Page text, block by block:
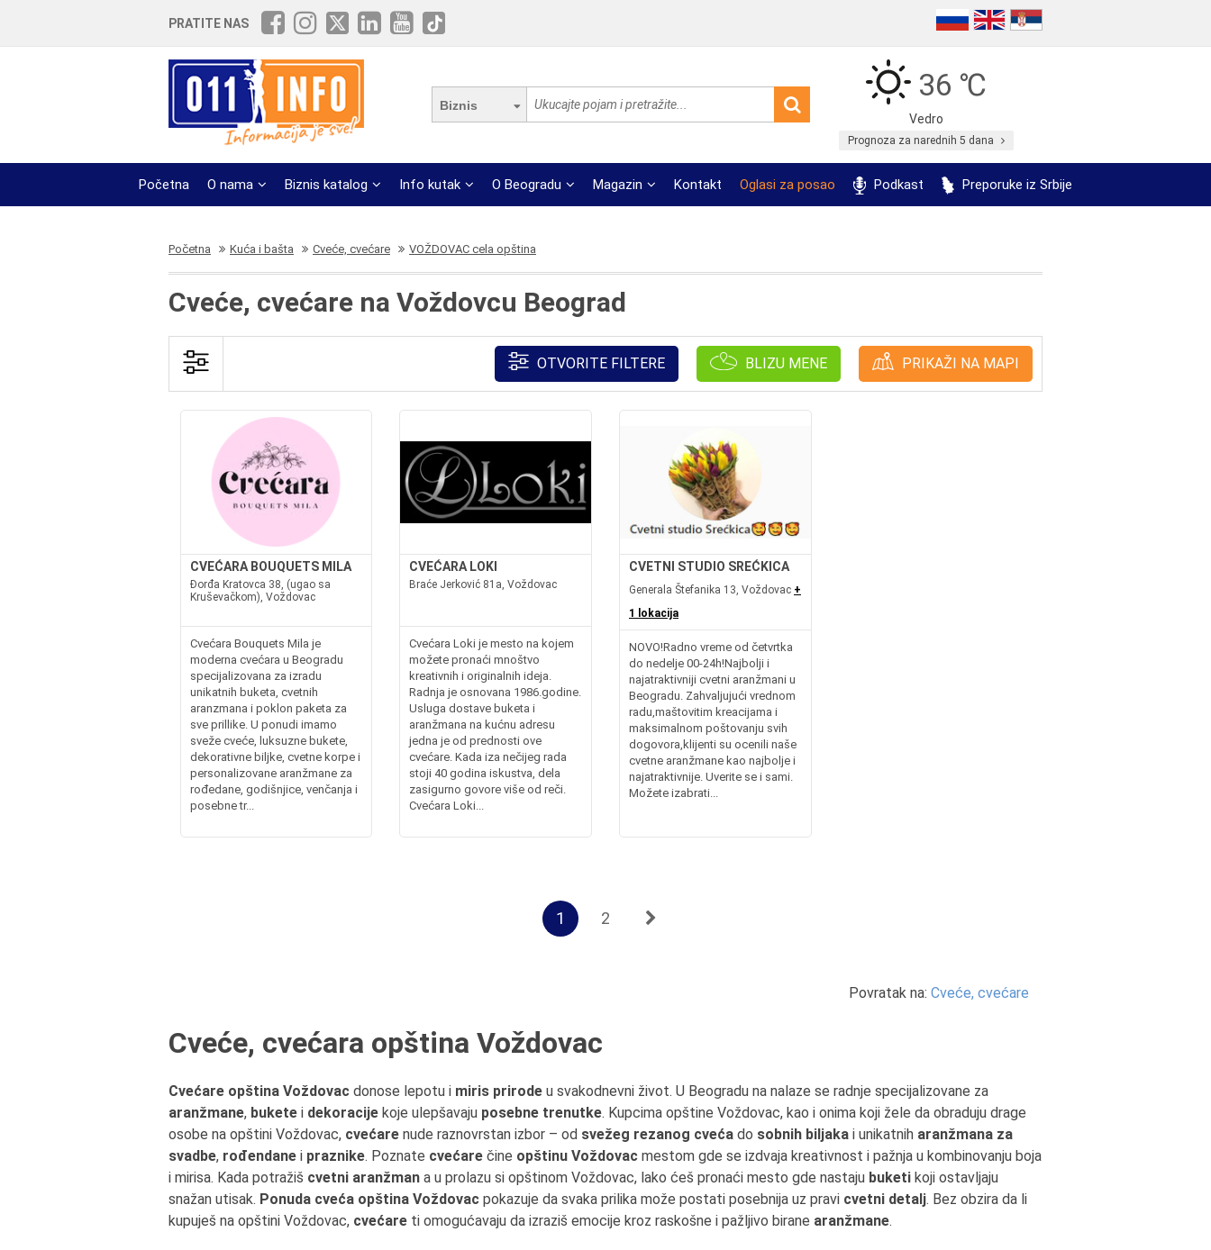
PRATITE NAS
Biznis
36 ℃
Vedro
Prognoza za narednih 5 dana
Početna O nama Biznis katalog Info kutak O Beogradu Magazin Kontakt Oglasi za posao Podkast Preporuke iz Srbije
Početna Kuća i bašta Cveće, cvećare VOŽDOVAC cela opština
Cveće, cvećare na Voždovcu Beograd
OTVORITE FILTERE BLIZU MENE PRIKAŽI NA MAPI
CVEĆARA BOUQUETS MILA
Đorđa Kratovca 38, (ugao sa
Kruševačkom), Voždovac
Cvećara Bouquets Mila je
moderna cvećara u Beogradu
specijalizovana za izradu
unikatnih buketa, cvetnih
aranzmana i poklon paketa za
sve prillike. U ponudi imamo
sveže cveće, luksuzne bukete,
dekorativne biljke, cvetne korpe i
personalizovane aranžmane za
rođedane, godišnjice, venčanja i
posebne tr...
CVEĆARA LOKI
Braće Jerković 81a, Voždovac
Cvećara Loki je mesto na kojem
možete pronaći mnoštvo
kreativnih i originalnih ideja.
Radnja je osnovana 1986.godine.
Usluga dostave buketa i
aranžmana na kućnu adresu
jedna je od prednosti ove
cvećare. Kada iza nečijeg rada
stoji 40 godina iskustva, dela
zasigurno govore više od reči.
Cvećara Loki...
CVETNI STUDIO SREĆKICA
Generala Štefanika 13, Voždovac +
1 lokacija
NOVO!Radno vreme od četvrtka
do nedelje 00-24h!Najbolji i
najatraktivniji cvetni aranžmani u
Beogradu. Zahvaljujući vrednom
radu,maštovitim kreacijama i
maksimalnom poštovanju svih
dogovora,klijenti su ocenili naše
cvetne aranžmane kao najbolje i
najatraktivnije. Uverite se i sami.
Možete izabrati...
1 2
Povratak na: Cveće, cvećare
Cveće, cvećara opština Voždovac
Cvećare opština Voždovac donose lepotu i miris prirode u svakodnevni život. U Beogradu na nalaze se radnje specijalizovane za
aranžmane, bukete i dekoracije koje ulepšavaju posebne trenutke. Kupcima opštine Voždovac, kao i onima koji žele da obraduju drage
osobe na opštini Voždovac, cvećare nude raznovrstan izbor – od svežeg rezanog cveća do sobnih biljaka i unikatnih aranžmana za
svadbe, rođendane i praznike. Poznate cvećare čine opštinu Voždovac mestom gde se izdvaja kreativnost i pažnja u kombinovanju boja
i mirisa. Kada potražiš cvetni aranžman a u prolazu si opštinom Voždovac, lako ćeš pronaći mesto gde nastaju buketi koji ostavljaju
snažan utisak. Ponuda cveća opština Voždovac pokazuje da svaka prilika može postati posebnija uz pravi cvetni detalj. Bez obzira da li
kupuješ na opštini Voždovac, cvećare ti omogućavaju da izraziš emocije kroz raskošne i pažljivo birane aranžmane.